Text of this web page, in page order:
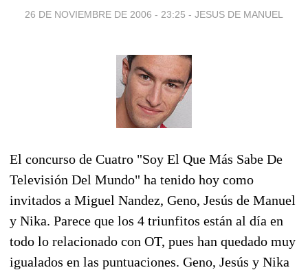
26 DE NOVIEMBRE DE 2006 - 23:25 - JESUS DE MANUEL
El concurso de Cuatro "Soy El Que Más Sabe De
Televisión Del Mundo" ha tenido hoy como
invitados a Miguel Nandez, Geno, Jesús de Manuel
y Nika. Parece que los 4 triunfitos están al día en
todo lo relacionado con OT, pues han quedado muy
igualados en las puntuaciones. Geno, Jesús y Nika